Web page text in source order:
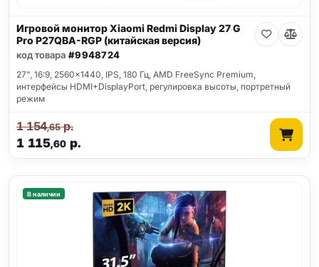
Игровой монитор Xiaomi Redmi Display 27 G
Pro P27QBA-RGP (китайская версия)
код товара #9948724
27", 16:9, 2560x1440, IPS, 180 Гц, AMD FreeSync Premium,
интерфейсы HDMI+DisplayPort, регулировка высоты, портретный
режим
1 115,60 р.
1 154,65р.
В наличии